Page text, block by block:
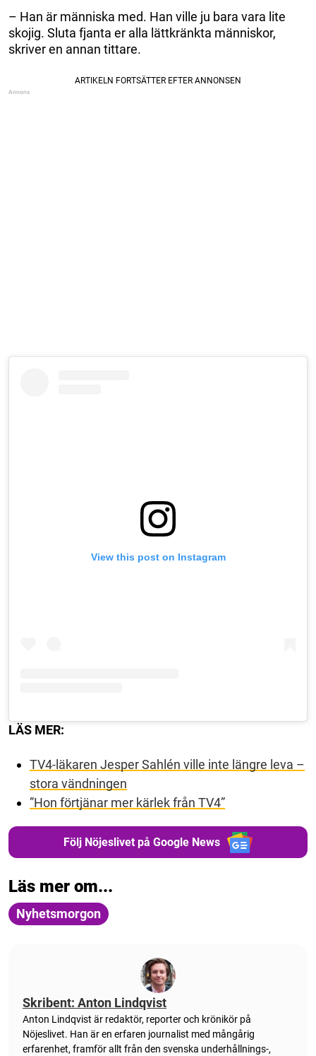
– Han är människa med. Han ville ju bara vara lite
skojig. Sluta fjanta er alla lättkränkta människor,
skriver en annan tittare.
View this post on Instagram
LÄS MER:
TV4-läkaren Jesper Sahlén ville inte längre leva –
stora vändningen
”Hon förtjänar mer kärlek från TV4”
Följ Nöjeslivet på Google News
Läs mer om...
Nyhetsmorgon
Skribent: Anton Lindqvist
Anton Lindqvist är redaktör, reporter och krönikör på
Nöjeslivet. Han är en erfaren journalist med mångårig
erfarenhet, framför allt från den svenska underhållnings-,